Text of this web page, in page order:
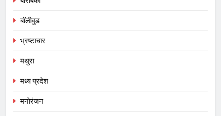
बॉलीवुड
भ्रष्टाचार
मथुरा
मध्य प्रदेश
मनोरंजन